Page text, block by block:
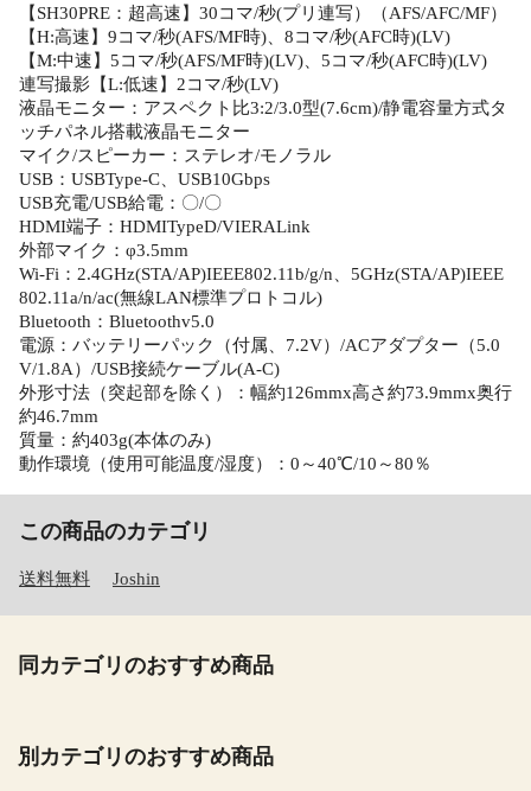
【SH30PRE：超高速】30コマ/秒(プリ連写）（AFS/AFC/MF）
【H:高速】9コマ/秒(AFS/MF時)、8コマ/秒(AFC時)(LV)
【M:中速】5コマ/秒(AFS/MF時)(LV)、5コマ/秒(AFC時)(LV)
連写撮影【L:低速】2コマ/秒(LV)
液晶モニター：アスペクト比3:2/3.0型(7.6cm)/静電容量方式タ
ッチパネル搭載液晶モニター
マイク/スピーカー：ステレオ/モノラル
USB：USBType-C、USB10Gbps
USB充電/USB給電：〇/〇
HDMI端子：HDMITypeD/VIERALink
外部マイク：φ3.5mm
Wi-Fi：2.4GHz(STA/AP)IEEE802.11b/g/n、5GHz(STA/AP)IEEE
802.11a/n/ac(無線LAN標準プロトコル)
Bluetooth：Bluetoothv5.0
電源：バッテリーパック（付属、7.2V）/ACアダプター（5.0
V/1.8A）/USB接続ケーブル(A-C)
外形寸法（突起部を除く）：幅約126mmx高さ約73.9mmx奥行
約46.7mm
質量：約403g(本体のみ)
動作環境（使用可能温度/湿度）：0～40℃/10～80％
この商品のカテゴリ
送料無料 Joshin
同カテゴリのおすすめ商品
別カテゴリのおすすめ商品